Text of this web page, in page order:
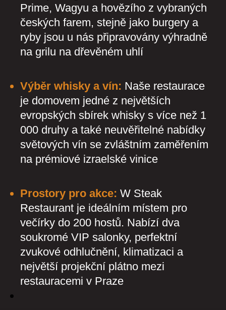
Prime, Wagyu a hovězího z vybraných
českých farem, stejně jako burgery a
ryby jsou u nás připravovány výhradně
na grilu na dřevěném uhlí
Výběr whisky a vín: Naše restaurace
je domovem jedné z největších
evropských sbírek whisky s více než 1
000 druhy a také neuvěřitelné nabídky
světových vín se zvláštním zaměřením
na prémiové izraelské vinice
Prostory pro akce: W Steak
Restaurant je ideálním místem pro
večírky do 200 hostů. Nabízí dva
soukromé VIP salonky, perfektní
zvukové odhlučnění, klimatizaci a
největší projekční plátno mezi
restauracemi v Praze